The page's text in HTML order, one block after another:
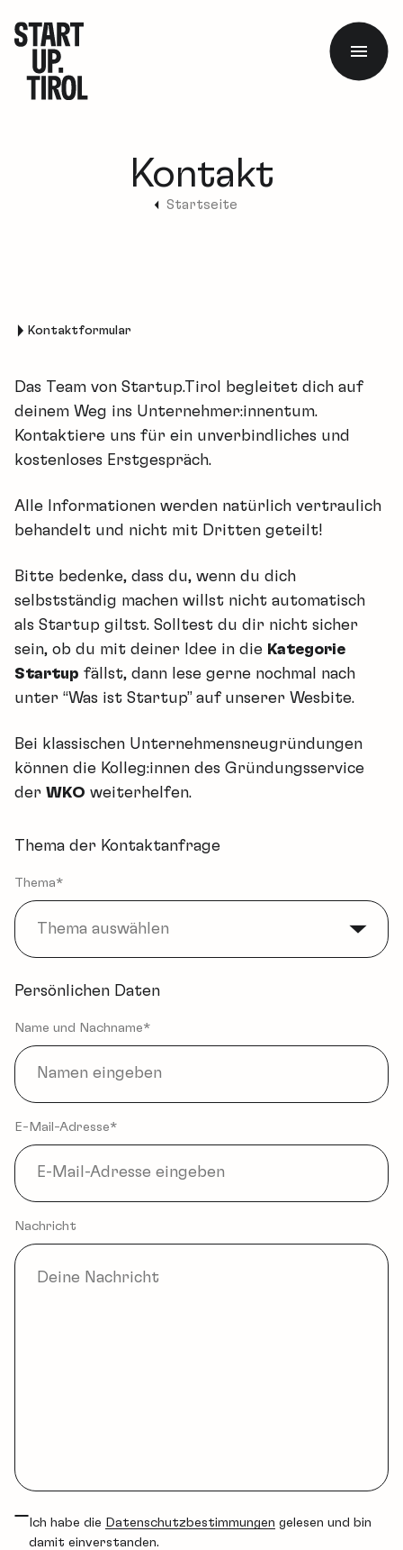
Kontakt
Startseite
Kontaktformular
Das Team von Startup.Tirol begleitet dich auf
deinem Weg ins Unternehmer:innentum.
Kontaktiere uns für ein unverbindliches und
kostenloses Erstgespräch.
Alle Informationen werden natürlich vertraulich
behandelt und nicht mit Dritten geteilt!
Bitte bedenke, dass du, wenn du dich
selbstständig machen willst nicht automatisch
als Startup giltst. Solltest du dir nicht sicher
sein, ob du mit deiner Idee in die Kategorie
Startup fällst, dann lese gerne nochmal nach
unter “Was ist Startup” auf unserer Wesbite.
Bei klassischen Unternehmensneugründungen
können die Kolleg:innen des Gründungsservice
der WKO weiterhelfen.
Thema der Kontaktanfrage
Thema*
Thema auswählen
Persönlichen Daten
Name und Nachname*
E-Mail-Adresse*
Nachricht
Ich habe die Datenschutzbestimmungen gelesen und bin
damit einverstanden.